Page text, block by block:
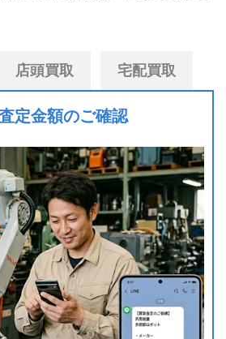
店頭買取 宅配買取
定金額のご確認